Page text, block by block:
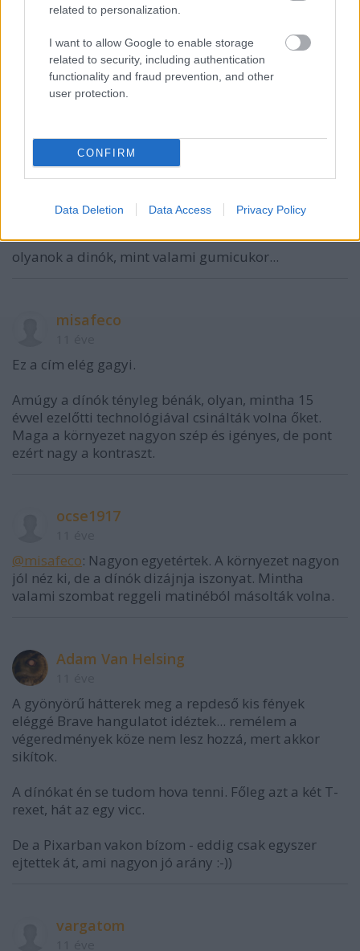
related to personalization.
I want to allow Google to enable storage
related to security, including authentication
functionality and fraud prevention, and other
user protection.
CONFIRM
Data Deletion Data Access Privacy Policy
szóval az alapfelállás az, hogy a dínók az
"Ember tesó" lenne a helyénvaló...
LasDen
olyanok a dinók, mint valami gumicukor...
misafeco
Ez a cím elég gagyi.
Amúgy a dínók tényleg bénák, olyan, mintha 15
évvel ezelőtti technológiával csinálták volna őket.
Maga a környezet nagyon szép és igényes, de pont
ezért nagy a kontraszt.
ocse1917
@misafeco: Nagyon egyetértek. A környezet nagyon
jól néz ki, de a dínók dizájnja iszonyat. Mintha
valami szombat reggeli matinéból másolták volna.
Adam Van Helsing
A gyönyörű hátterek meg a repdeső kis fények
eléggé Brave hangulatot idéztek... remélem a
végeredmények köze nem lesz hozzá, mert akkor
sikítok.
A dínókat én se tudom hova tenni. Főleg azt a két T-
rexet, hát az egy vicc.
De a Pixarban vakon bízom - eddig csak egyszer
ejtettek át, ami nagyon jó arány :-))
vargatom